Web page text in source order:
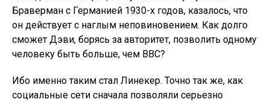
Браверман с Германией 1930-х годов, казалось, что
он действует с наглым неповиновением. Как долго
сможет Дэви, борясь за авторитет, позволить одному
человеку быть больше, чем BBC?
Ибо именно таким стал Линекер. Точно так же, как
социальные сети сначала позволяли серьезно